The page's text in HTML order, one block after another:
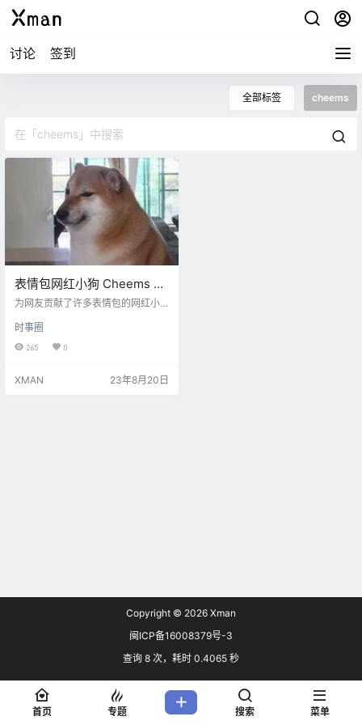
讨论 签到
全部标签 cheems
表情包网红小狗 Cheems 于
8月18日去世
为网友贡献了许多表情包的网红小
8日 去世，享年12岁。
时事圈
265 0
XMAN 23年8月20日
Copyright © 2026 Xman
闽ICP备16008379号-3
查询 8 次，耗时 0.4065 秒
首页 专题 搜索 菜单